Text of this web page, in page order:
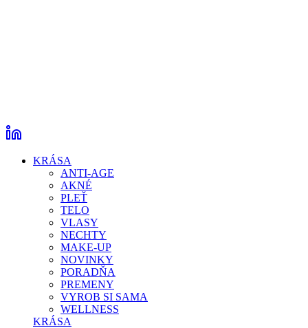
KRÁSA
ANTI-AGE
AKNÉ
PLEŤ
TELO
VLASY
NECHTY
MAKE-UP
NOVINKY
PORADŇA
PREMENY
VYROB SI SAMA
WELLNESS
KRÁSA